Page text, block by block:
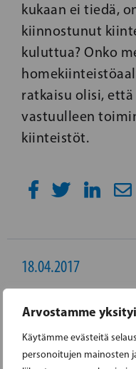
Arvostamme
Käytämme evästeitä
personoitujen mainosten
kukaan ei tiedä,
kiinnostunut
kuluttua? Onko
ratkaisu olisi,
vastuulleen
kiinteistöt.
18.04.2017
RKP:LTÄ